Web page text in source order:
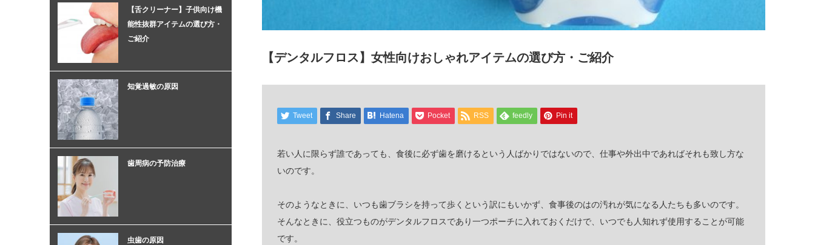
【デンタルフロス】女性向けおしゃれアイテムの選び方・ご紹介
Tweet Share Hatena Pocket RSS feedly Pin it
若い人に限らず誰であっても、食後に必ず歯を磨けるという人ばかりではないので、仕事や外出中であればそれも致し方な
いのです。
そのようなときに、いつも歯ブラシを持って歩くという訳にもいかず、食事後のはの汚れが気になる人たちも多いのです。
そんなときに、役立つものがデンタルフロスであり一つポーチに入れておくだけで、いつでも人知れず使用することが可能
です。
【舌クリーナー】子供向け機
能性抜群アイテムの選び方・
ご紹介
知覚過敏の原因
歯周病の予防治療
虫歯の原因